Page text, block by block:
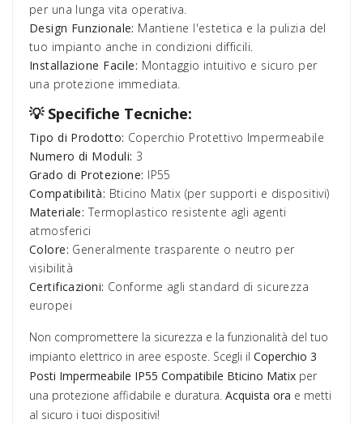
per una lunga vita operativa.
Design Funzionale: Mantiene l'estetica e la pulizia del
tuo impianto anche in condizioni difficili.
Installazione Facile: Montaggio intuitivo e sicuro per
una protezione immediata.
💡 Specifiche Tecniche:
Tipo di Prodotto: Coperchio Protettivo Impermeabile
Numero di Moduli: 3
Grado di Protezione: IP55
Compatibilità: Bticino Matix (per supporti e dispositivi)
Materiale: Termoplastico resistente agli agenti
atmosferici
Colore: Generalmente trasparente o neutro per
visibilità
Certificazioni: Conforme agli standard di sicurezza
europei
Non compromettere la sicurezza e la funzionalità del tuo
impianto elettrico in aree esposte. Scegli il Coperchio 3
Posti Impermeabile IP55 Compatibile Bticino Matix per
una protezione affidabile e duratura. Acquista ora e metti
al sicuro i tuoi dispositivi!